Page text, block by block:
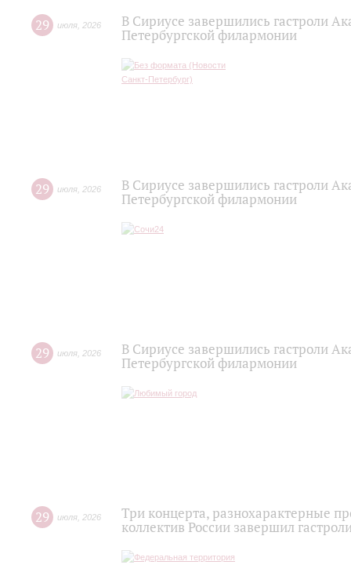
29 июля 2026
В Сириусе завершились гастроли
Петербургской филармонии
29 июля 2026
В Сириусе завершились гастроли
Петербургской филармонии
29 июля 2026
В Сириусе завершились гастроли
Петербургской филармонии
29 июля 2026
Три концерта, разнохарактерные
коллектив России завершил